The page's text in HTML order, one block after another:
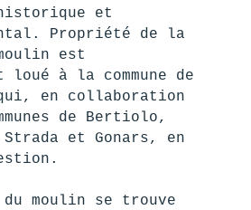
et
Propriété de la
est
loué à la commune de
qui, en collaboration
de Bertiolo,
et Gonars, en
moulin se trouve